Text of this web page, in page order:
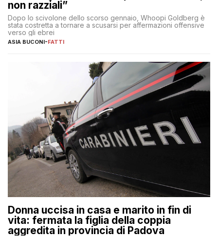
non razziali”
Dopo lo scivolone dello scorso gennaio, Whoopi Goldberg è
stata costretta a tornare a scusarsi per affermazioni offensive
verso gli ebrei
ASIA BUCONI-FATTI
Donna uccisa in casa e marito in fin di
vita: fermata la figlia della coppia
aggredita in provincia di Padova